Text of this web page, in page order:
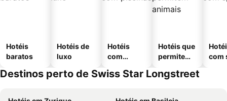
Hotéis
baratos
Hotéis de
luxo
Hotéis
com
Hotéis que
permitem
com
Destinos perto de Swiss Star Longstreet